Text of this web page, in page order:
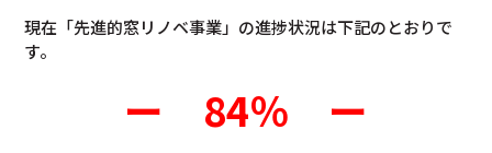
現在「先進的窓リノベ事業」の進捗状況は下記のとおりで
す。
ー 84％ ー